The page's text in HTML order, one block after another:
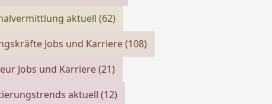
aktuell (62)
Jobs und Karriere(108)
Jobs und Karriere(21)
aktuell (12)